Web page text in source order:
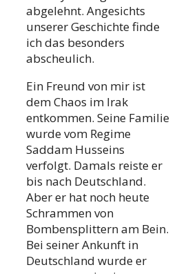
abgelehnt. Angesichts
unserer Geschichte finde
ich das besonders
abscheulich.
Ein Freund von mir ist
dem Chaos im Irak
entkommen. Seine Familie
wurde vom Regime
Saddam Husseins
verfolgt. Damals reiste er
bis nach Deutschland.
Aber er hat noch heute
Schrammen von
Bombensplittern am Bein.
Bei seiner Ankunft in
Deutschland wurde er